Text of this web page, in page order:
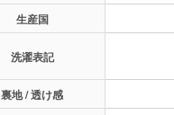
生産国
洗濯表記
裏地 / 透け感